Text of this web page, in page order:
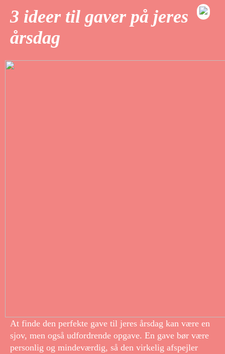
3 ideer til gaver på jeres
årsdag
At finde den perfekte gave til jeres årsdag kan være en
sjov, men også udfordrende opgave. En gave bør være
personlig og mindeværdig, så den virkelig afspejler